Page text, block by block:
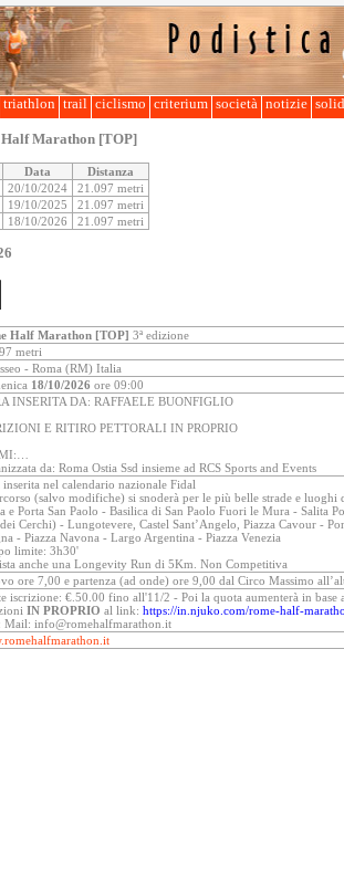
triathlon trail ciclismo criterium società notizie
Half Marathon [TOP]
Data
Distanza
20/10/2024
21.097 metri
19/10/2025
21.097 metri
18/10/2026 21.097 metri
Half Marathon [TOP] 3ª edizione
metri
- Roma (RM) Italia
18/10/2026 ore 09:00
INSERITA DA: RAFFAELE BUONFIGLIO
E RITIRO PETTORALI IN PROPRIO
da: Roma Ostia Ssd insieme ad RCS Sports and Events
inserita nel calendario nazionale Fidal
(salvo modifiche) si snoderà per le più belle strade e
e Porta San Paolo - Basilica di San Paolo Fuori le Mura - Salita
Cerchi) - Lungotevere, Castel Sant’Angelo, Piazza Cavour -
- Piazza Navona - Largo Argentina - Piazza Venezia
limite: 3h30'
anche una Longevity Run di 5Km. Non Competitiva
ore 7,00 e partenza (ad onde) ore 9,00 dal Circo Massimo
iscrizione: €.50.00 fino all'11/2 - Poi la quota aumenterà in base
IN PROPRIO al link: https://in.njuko.com/rome-half-
Mail: info@romehalfmarathon.it